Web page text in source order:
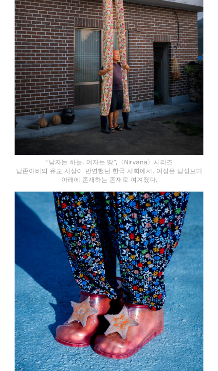
“남자는 하늘, 여자는 땅”,〈Nirvana〉시리즈
남존여비의 유교 사상이 만연했던 한국 사회에서, 여성은 남성보다
아래에 존재하는 존재로 여겨졌다.